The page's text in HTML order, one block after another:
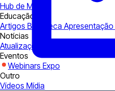
Hub de Mídia
Educação
Artigos Biblioteca Apresentação
Notícias
Atualizações de produto
Eventos
Webinars Expo
Outro
Vídeos Mídia